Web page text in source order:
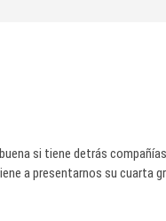
si tiene detrás
a presentarnos su cuarta